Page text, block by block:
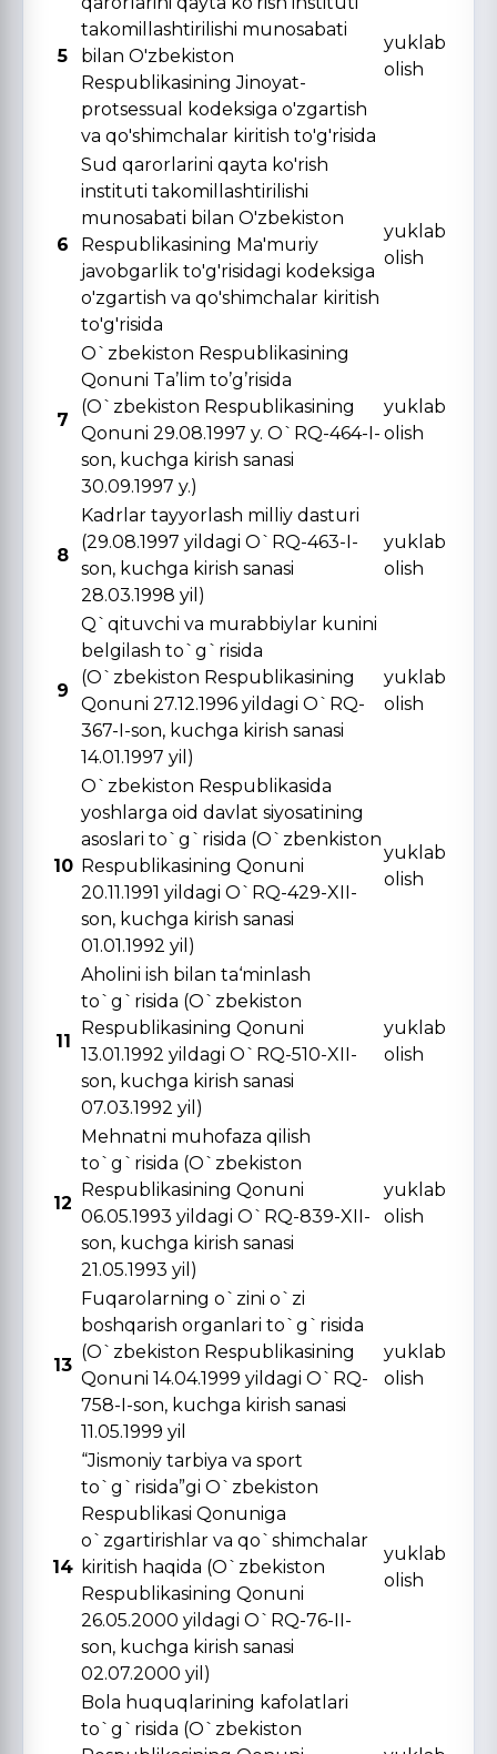
5
takomillashtirilishi munosabati
bilan O'zbekiston
Respublikasining Jinoyat-
protsessual kodeksiga o'zgartish
va qo'shimchalar kiritish to'g'risida
yuklab
olish
6
Sud qarorlarini qayta ko'rish
instituti takomillashtirilishi
munosabati bilan O'zbekiston
Respublikasining Ma'muriy
javobgarlik to'g'risidagi kodeksiga
o'zgartish va qo'shimchalar kiritish
to'g'risida
yuklab
olish
7
O`zbekiston Respublikasining
Qonuni Ta’lim to’g’risida
(O`zbekiston Respublikasining
Qonuni 29.08.1997 y. O`RQ-464-I-
son, kuchga kirish sanasi
30.09.1997 y.)
yuklab
olish
8
Kadrlar tayyorlash milliy dasturi
(29.08.1997 yildagi O`RQ-463-I-
son, kuchga kirish sanasi
28.03.1998 yil)
yuklab
olish
9
Q`qituvchi va murabbiylar kunini
belgilash to`g`risida
(O`zbekiston Respublikasining
Qonuni 27.12.1996 yildagi O`RQ-
367-I-son, kuchga kirish sanasi
14.01.1997 yil)
yuklab
olish
10
O`zbekiston Respublikasida
yoshlarga oid davlat siyosatining
asoslari to`g`risida (O`zbenkiston
Respublikasining Qonuni
20.11.1991 yildagi O`RQ-429-XII-
son, kuchga kirish sanasi
01.01.1992 yil)
yuklab
olish
11
Aholini ish bilan ta‘minlash
to`g`risida (O`zbekiston
Respublikasining Qonuni
13.01.1992 yildagi O`RQ-510-XII-
son, kuchga kirish sanasi
07.03.1992 yil)
yuklab
olish
12
Mehnatni muhofaza qilish
to`g`risida (O`zbekiston
Respublikasining Qonuni
06.05.1993 yildagi O`RQ-839-XII-
son, kuchga kirish sanasi
21.05.1993 yil)
yuklab
olish
13
Fuqarolarning o`zini o`zi
boshqarish organlari to`g`risida
(O`zbekiston Respublikasining
Qonuni 14.04.1999 yildagi O`RQ-
758-I-son, kuchga kirish sanasi
11.05.1999 yil
yuklab
olish
14
“Jismoniy tarbiya va sport
to`g`risida”gi O`zbekiston
Respublikasi Qonuniga
o`zgartirishlar va qo`shimchalar
kiritish haqida (O`zbekiston
Respublikasining Qonuni
26.05.2000 yildagi O`RQ-76-II-
son, kuchga kirish sanasi
02.07.2000 yil)
yuklab
olish
Bola huquqlarining kafolatlari
to`g`risida (O`zbekiston